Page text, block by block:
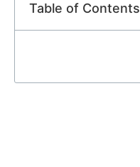
Table of Contents